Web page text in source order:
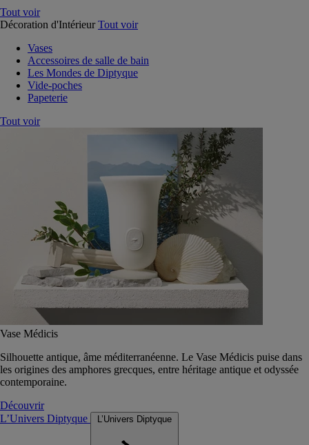
Tout voir
Décoration d'Intérieur Tout voir
Vases
Accessoires de salle de bain
Les Mondes de Diptyque
Vide-poches
Papeterie
Tout voir
Vase Médicis
Silhouette antique, âme méditerranéenne. Le Vase Médicis puise dans
les origines des amphores grecques, entre héritage antique et odyssée
contemporaine.
Découvrir
L’Univers Diptyque
L’Univers Diptyque